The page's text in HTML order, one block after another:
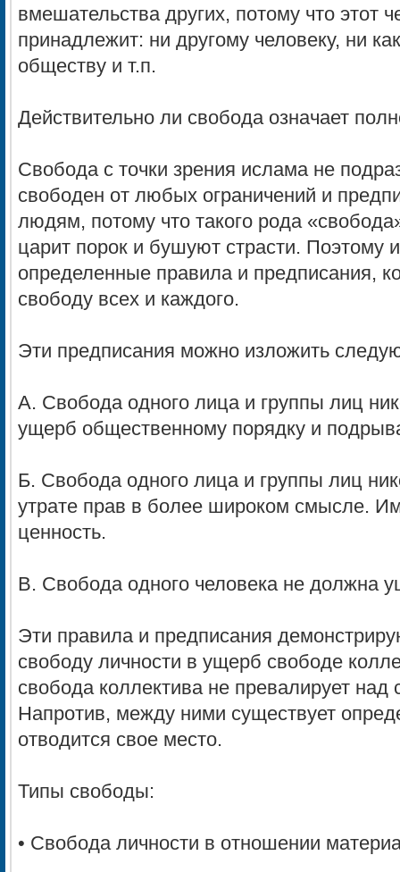
вмешательства других, потому что этот
принадлежит: ни другому человеку, ни
обществу и т.п.
Действительно ли свобода означает
Свобода с точки зрения ислама не
свободен от любых ограничений и
людям, потому что такого рода
царит порок и бушуют страсти. Поэтому
определенные правила и предписания,
свободу всех и каждого.
Эти предписания можно изложить
А. Свобода одного лица и группы лиц
ущерб общественному порядку и
Б. Свобода одного лица и группы лиц
утрате прав в более широком смысле.
ценность.
В. Свобода одного человека не должна
Эти правила и предписания
свободу личности в ущерб свободе
свобода коллектива не превалирует над
Напротив, между ними существует
отводится свое место.
Типы свободы:
• Свобода личности в отношении